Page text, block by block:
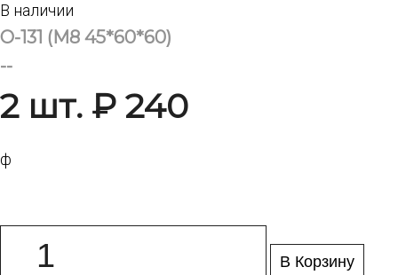
В наличии
О-131 (М8 45*60*60)
--
2 шт. ₽ 240
ф
В Корзину